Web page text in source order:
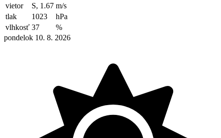
vietor
S, 1.67 m/s
tlak
1023
hPa
vlhkosť 37
%
pondelok 10. 8. 2026